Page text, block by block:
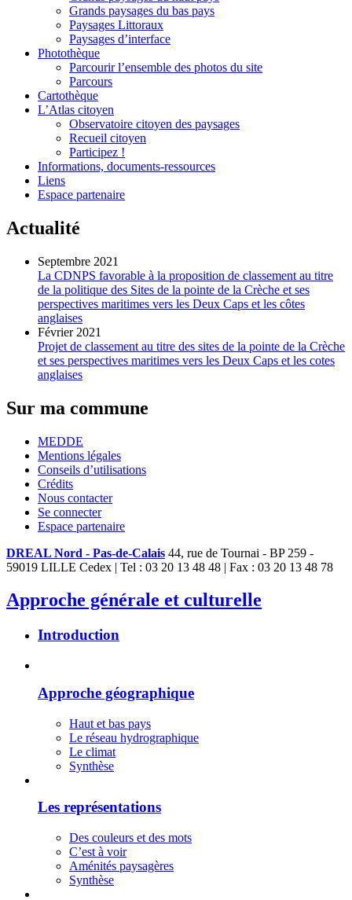
Grands paysages du bas pays
Paysages Littoraux
Paysages d’interface
Photothèque
Parcourir l’ensemble des photos du site
Parcours
Cartothèque
L’Atlas citoyen
Observatoire citoyen des paysages
Recueil citoyen
Participez !
Informations, documents-ressources
Liens
Espace partenaire
Actualité
Septembre 2021
La CDNPS favorable à la proposition de classement au titre
de la politique des Sites de la pointe de la Crèche et ses
perspectives maritimes vers les Deux Caps et les côtes
anglaises
Février 2021
Projet de classement au titre des sites de la pointe de la Crèche
et ses perspectives maritimes vers les Deux Caps et les cotes
anglaises
Sur ma commune
MEDDE
Mentions légales
Conseils d’utilisations
Crédits
Nous contacter
Se connecter
Espace partenaire
DREAL Nord - Pas-de-Calais 44, rue de Tournai - BP 259 -
59019 LILLE Cedex | Tel : 03 20 13 48 48 | Fax : 03 20 13 48 78
Approche générale et culturelle
Introduction
Approche géographique
Haut et bas pays
Le réseau hydrographique
Le climat
Synthèse
Les représentations
Des couleurs et des mots
C’est à voir
Aménités paysagères
Synthèse